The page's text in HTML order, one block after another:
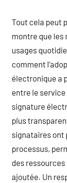
Tout cela peut
montre que les
usages
comment
électronique a
entre le
signature
plus
signataires ont
processus,
des
ajoutée. Un